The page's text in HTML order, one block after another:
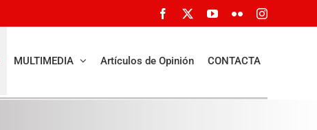
Facebook YouTube
FlickrInstagram
MULTIMEDIA Artículos de Opinión CONTACTA